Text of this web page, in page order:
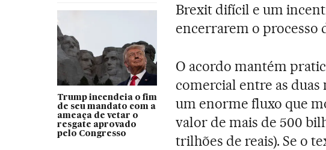
Trump incendeia o fim
de seu mandato com a
ameaça de vetar o
resgate aprovado
pelo Congresso
Brexit difícil e um
encerrarem o processo
O acordo mantém
comercial entre as duas
um enorme fluxo que
valor de mais de 500
trilhões de reais). Se o